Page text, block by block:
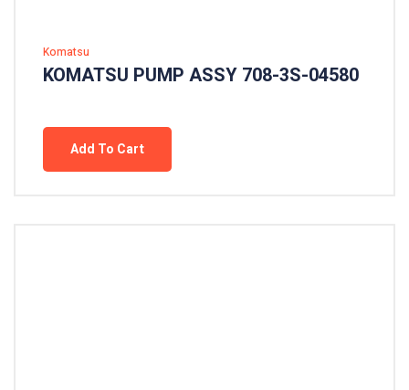
Komatsu
KOMATSU PUMP ASSY 708-3S-04580
Add To Cart